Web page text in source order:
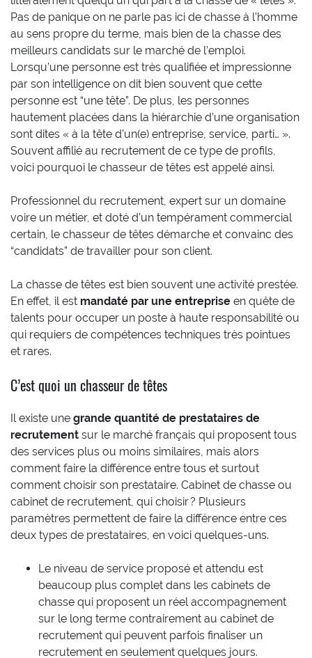
Pas de panique on ne parle pas ici de chasse à l’homme
au sens propre du terme, mais bien de la chasse des
meilleurs candidats sur le marché de l’emploi.
Lorsqu’une personne est très qualifiée et impressionne
par son intelligence on dit bien souvent que cette
personne est “une tête”. De plus, les personnes
hautement placées dans la hiérarchie d’une organisation
sont dites « à la tête d’un(e) entreprise, service, parti… ».
Souvent affilié au recrutement de ce type de profils,
voici pourquoi le chasseur de têtes est appelé ainsi.
Professionnel du recrutement, expert sur un domaine
voire un métier, et doté d’un tempérament commercial
certain, le chasseur de têtes démarche et convainc des
“candidats” de travailler pour son client.
La chasse de têtes est bien souvent une activité prestée.
En effet, il est mandaté par une entreprise en quête de
talents pour occuper un poste à haute responsabilité ou
qui requiers de compétences techniques très pointues
et rares.
C’est quoi un chasseur de têtes
Il existe une grande quantité de prestataires de
recrutement sur le marché français qui proposent tous
des services plus ou moins similaires, mais alors
comment faire la différence entre tous et surtout
comment choisir son prestataire. Cabinet de chasse ou
cabinet de recrutement, qui choisir ? Plusieurs
paramètres permettent de faire la différence entre ces
deux types de prestataires, en voici quelques-uns.
Le niveau de service proposé et attendu est
beaucoup plus complet dans les cabinets de
chasse qui proposent un réel accompagnement
sur le long terme contrairement au cabinet de
recrutement qui peuvent parfois finaliser un
recrutement en seulement quelques jours.